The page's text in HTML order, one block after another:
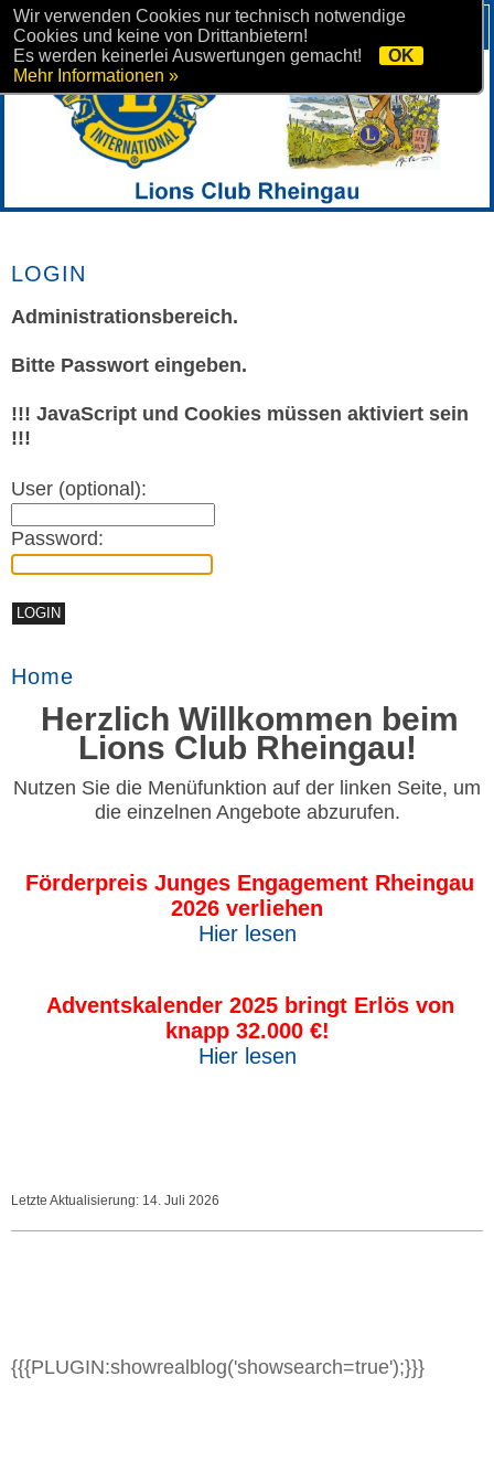
LOGIN
Administrationsbereich.
Bitte Passwort eingeben.
!!! JavaScript und Cookies müssen aktiviert sein
!!!
User (optional):
Password:
Home
Herzlich Willkommen beim
Lions Club Rheingau!
Nutzen Sie die Menüfunktion auf der linken Seite, um
die einzelnen Angebote abzurufen.
Förderpreis Junges Engagement Rheingau
2026 verliehen
Hier lesen
Adventskalender 2025 bringt Erlös von
knapp 32.000 €!
Hier lesen
Letzte Aktualisierung: 14. Juli 2026
{{{PLUGIN:showrealblog('showsearch=true');}}}
Wir verwenden Cookies nur technisch notwendige
Cookies und keine von Drittanbietern!
Es werden keinerlei Auswertungen gemacht!
OK
Mehr Informationen »